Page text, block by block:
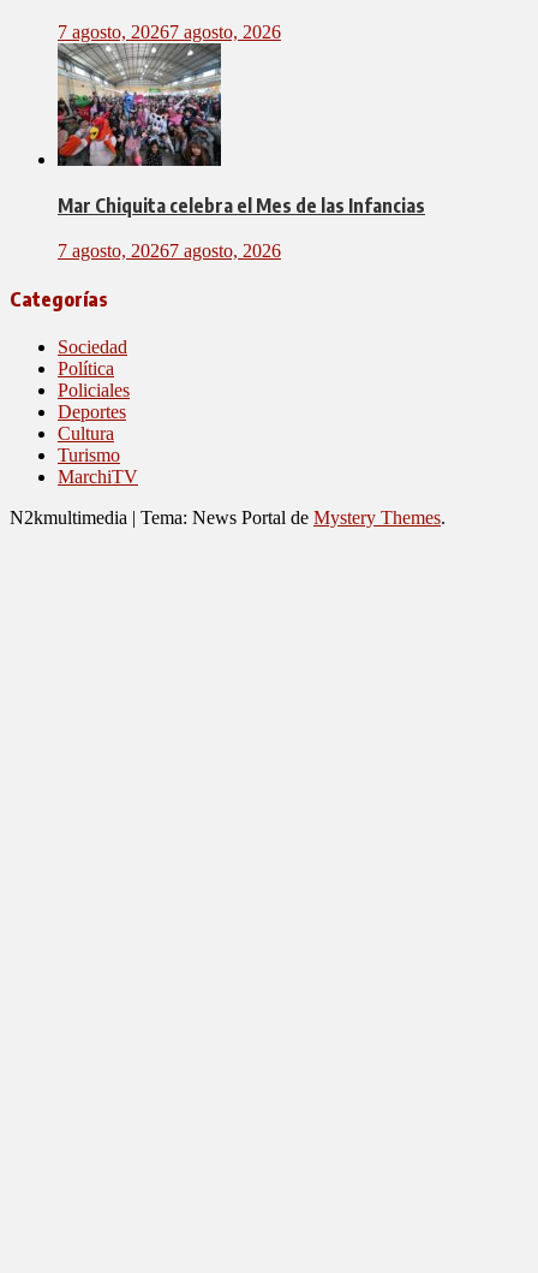
7 agosto, 20267 agosto, 2026
Mar Chiquita celebra el Mes de las Infancias
7 agosto, 20267 agosto, 2026
Categorías
Sociedad
Política
Policiales
Deportes
Cultura
Turismo
MarchiTV
N2kmultimedia | Tema: News Portal de Mystery Themes.